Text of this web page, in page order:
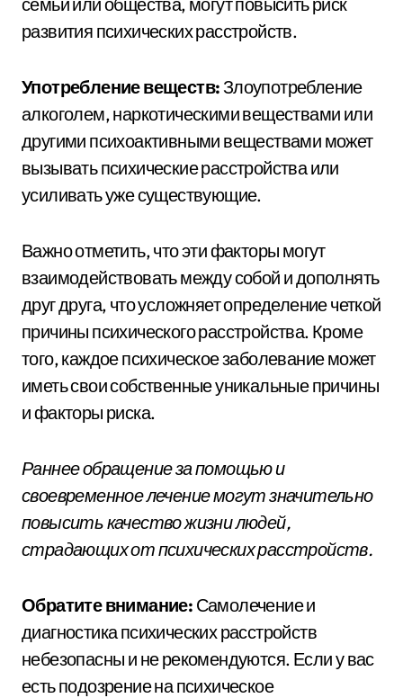
развития психических расстройств.
Употребление веществ:Злоупотребление
алкоголем, наркотическими веществами или
другими психоактивными веществами может
вызывать психические расстройства или
усиливать уже существующие.
Важно отметить, что эти факторы могут
взаимодействовать между собой и дополнять
друг друга, что усложняет определение четкой
причины психического расстройства. Кроме
того, каждое психическое заболевание может
иметь свои собственные уникальные причины
и факторы риска.
Раннее обращение за помощью и
своевременное лечение могут значительно
повысить качество жизни людей,
страдающих от психических расстройств.
Обратите внимание: Самолечение и
диагностика психических расстройств
небезопасны и не рекомендуются. Если у вас
есть подозрение на психическое